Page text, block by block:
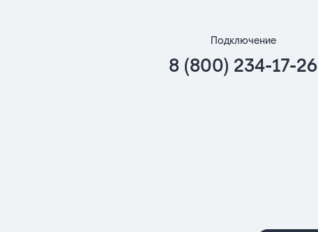
Подключение
8 (800) 234-17-26